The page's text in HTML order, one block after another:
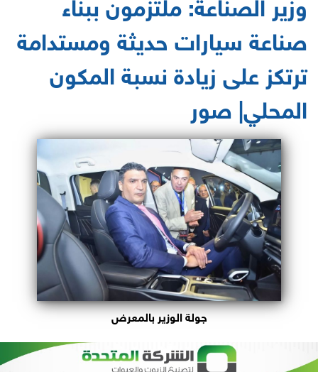
صناعة سيارات حديثة ومستدامة
ترتكز على زيادة نسبة المكون
المحلي| صور
جولة الوزير بالمعرض